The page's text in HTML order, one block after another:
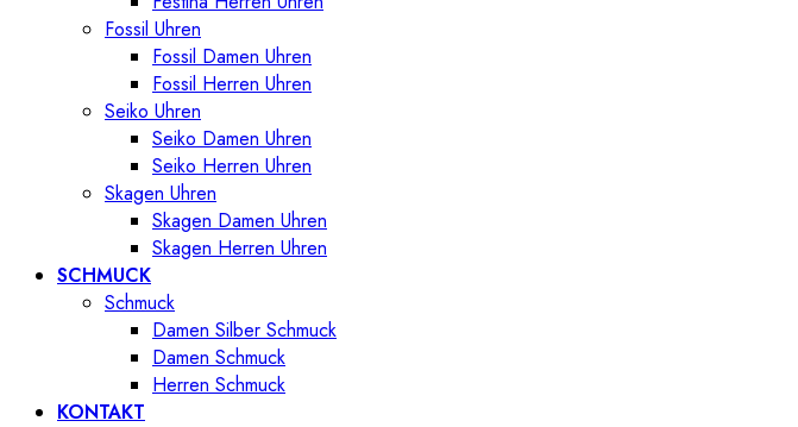
Fossil Uhren
Fossil Damen Uhren
Fossil Herren Uhren
Seiko Uhren
Seiko Damen Uhren
Seiko Herren Uhren
Skagen Uhren
Skagen Damen Uhren
Skagen Herren Uhren
SCHMUCK
Schmuck
Damen Silber Schmuck
Damen Schmuck
Herren Schmuck
KONTAKT